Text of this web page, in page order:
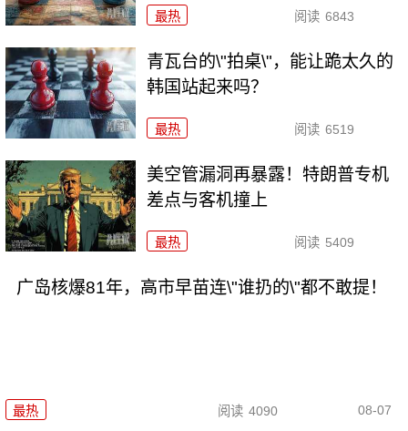
最热 阅读 6843
青瓦台的\"拍桌\"，能让跪太久的
韩国站起来吗？
最热 阅读 6519
美空管漏洞再暴露！特朗普专机
差点与客机撞上
最热 阅读 5409
广岛核爆81年，高市早苗连\"谁扔的\"都不敢提！
最热 阅读 4090 08-07